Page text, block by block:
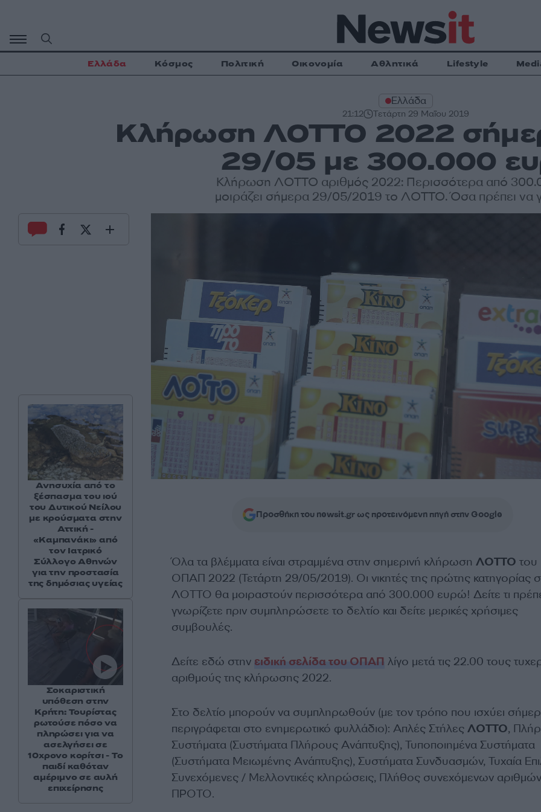
περιεχόμενο
Ελλάδα Κόσμος Πολιτική Οικονομία Αθλητικά Lifestyle
Ελλάδα
21:12 Τετάρτη 29 Μαΐου 2019
Κλήρωση ΛΟΤΤΟ 2022
29/05 με 300.000
Κλήρωση ΛΟΤΤΟ αριθμός 2022: Περισσότερα από
μοιράζει σήμερα 29/05/2019 το ΛΟΤΤΟ. Όσα πρέπει να
Προσθήκη του newsit.gr ως προτεινόμενη πηγή στην Google
Όλα τα βλέμματα είναι στραμμένα στην σημερινή κλήρωση ΛΟΤΤΟ του
ΟΠΑΠ 2022 (Τετάρτη 29/05/2019). Οι νικητές της πρώτης κατηγορίας
ΛΟΤΤΟ θα μοιραστούν περισσότερα από 300.000 ευρώ! Δείτε τι
γνωρίζετε πριν συμπληρώσετε το δελτίο και δείτε μερικές χρήσιμες
συμβουλές.
Δείτε εδώ στην ειδική σελίδα του ΟΠΑΠ λίγο μετά τις 22.00 τους
αριθμούς της κλήρωσης 2022.
Στο δελτίο μπορούν να συμπληρωθούν (με τον τρόπο που ισχύει
περιγράφεται στο ενημερωτικό φυλλάδιο): Απλές Στήλες ΛΟΤΤΟ,
Συστήματα (Συστήματα Πλήρους Ανάπτυξης), Τυποποιημένα Συστήματα
(Συστήματα Μειωμένης Ανάπτυξης), Συστήματα Συνδυασμών, Τυχαία
Συνεχόμενες / Μελλοντικές κληρώσεις, Πλήθος συνεχόμενων αριθμών
ΠΡΟΤΟ.
Ανησυχία από το
ξέσπασμα του ιού
του Δυτικού Νείλου
με κρούσματα στην
Αττική -
«Καμπανάκι» από
τον Ιατρικό
Σύλλογο Αθηνών
για την προστασία
της δημόσιας υγείας
Σοκαριστική
υπόθεση στην
Κρήτη: Τουρίστας
ρωτούσε πόσο να
πληρώσει για να
ασελγήσει σε
10χρονο κορίτσι - Το
παιδί καθόταν
αμέριμνο σε αυλή
επιχείρησης